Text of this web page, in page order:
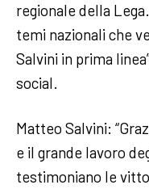
regionale della
temi nazionali che
Salvini in prima
social.
Matteo Salvini:
e il grande lavoro
testimoniano le